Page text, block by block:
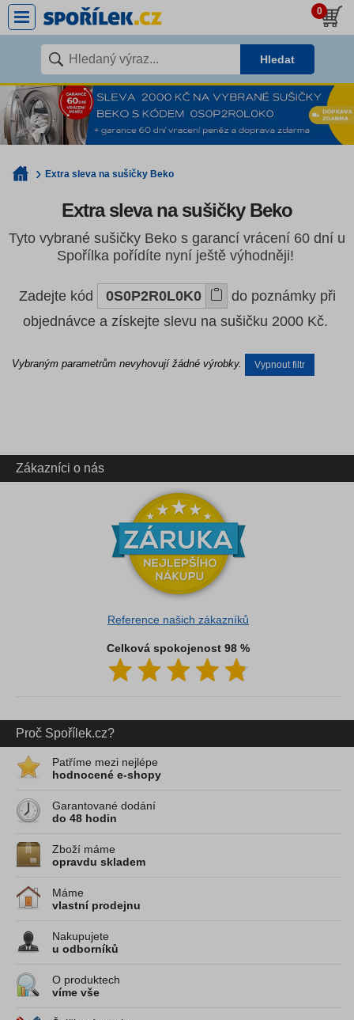
0
Hledat
Extra sleva na sušičky Beko
Extra sleva na sušičky Beko
Tyto vybrané sušičky Beko s garancí vrácení 60 dní u
Spořílka pořídíte nyní ještě výhodněji!
Zadejte kód 0S0P2R0L0K0
do poznámky při
objednávce a získejte slevu na sušičku 2000 Kč.
Vybraným parametrům nevyhovují žádné výrobky. Vypnout filtr
Zákazníci o nás
Reference našich zákazníků
Celková spokojenost 98 %
Proč Spořílek.cz?
Patříme mezi nejlépe
hodnocené e-shopy
Garantované dodání
do 48 hodin
Zboží máme
opravdu skladem
Máme
vlastní prodejnu
Nakupujete
u odborníků
O produktech
víme vše